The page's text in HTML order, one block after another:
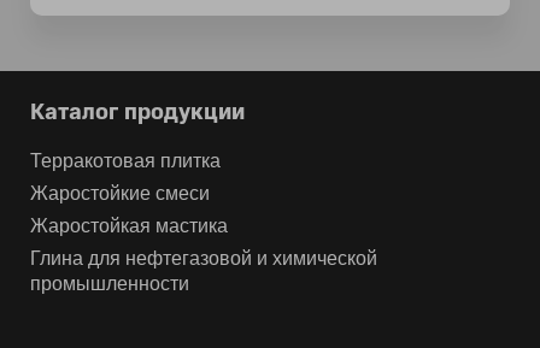
Каталог продукции
Терракотовая плитка
Жаростойкие смеси
Жаростойкая мастика
Глина для нефтегазовой и химической
промышленности